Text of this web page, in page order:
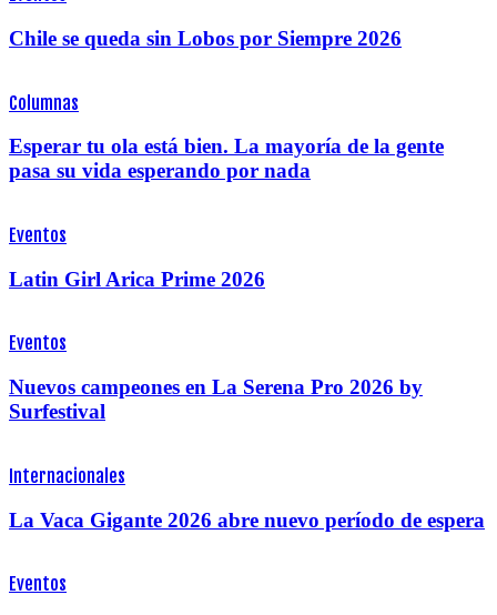
Chile se queda sin Lobos por Siempre 2026
Columnas
Esperar tu ola está bien. La mayoría de la gente
pasa su vida esperando por nada
Eventos
Latin Girl Arica Prime 2026
Eventos
Nuevos campeones en La Serena Pro 2026 by
Surfestival
Internacionales
La Vaca Gigante 2026 abre nuevo período de espera
Eventos